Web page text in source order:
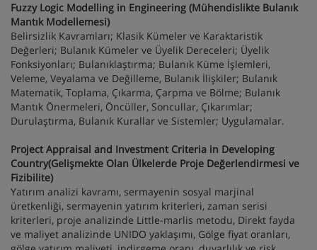
Fuzzy Logic Modelling in Engineering (Mühendislikte Bulanık
Mantık Modellemesi)
Belirsizlik Kavramları; Klasik Kümeler ve Karaktaristik
Değerleri; Bulanık Kümeler ve Üyelik Dereceleri; Üyelik
Fonksiyonları; Bulanıklaştırma; Bulanık Küme İşlemleri,
Veleme, Veyalama ve Değilleme, Bulanık İlişkiler; Bulanık
Matematik, Toplama, Çıkarma, Çarpma ve Bölme; Bulanık
Mantık Önermeleri, Öncüller, Soncullar, Çıkarımlar;
Durulaştırma, Bulanık Kurallar ve Sistemler; Uygulamalar.
Project Appraisal and Investment Criteria in Developing
Country(Gelişmekte Olan Ülkelerde Proje Değerlendirmesi ve
Fizibilite)
Yatırım analizi kavramı, sermayenin sosyal marjinal
üretkenliği, sermayenin yatırım kriterleri, zaman serisi
kriterleri, proje analizinde Little-marlis metodu, Direkt fayda
ve maliyet analizinde UNIDO yaklaşımı, Gölge fiyat oranları,